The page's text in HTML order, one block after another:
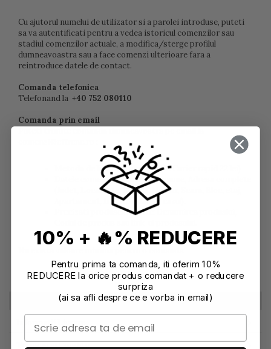
Cu ajutorul numelui de utilizator si a parolei introduse, puteti
sa va autentificati pentru a vedea istoricul comenzilor sau
stadiul comenzilor actuale, a modifica/sterge profilul
dumneavoastra sau a face comenzi ulterioare fara a
reintroduce datele de contact.
Comanda telefonica
Telefonand la +40 752 080110
Comanda prin email
Metoda de livrare (Livrare prin Curier rapid 22 lei)
Datele comenzii: Nume si prenume, Adresa complete
(Judet, Localitate, Strada, Numar, Scara, Bloc, etaj,
Apartament, Interfon daca e cazul).
Precizati produsele dorite: Denumirea produslui,
Cum Cumpar
Informatii Livrare
Termeni si Conditii
10% + 🔥% REDUCERE
Pentru prima ta comanda, iti oferim 10%
REDUCERE la orice produs comandat + o reducere
surpriza
(ai sa afli despre ce e vorba in email)